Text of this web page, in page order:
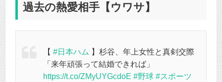
過去の熱愛相手【ウワサ】
【 #日本ハム 】杉谷、年上女性と真剣交際
「来年頑張って結婚できれば」
https://t.co/ZMyUYGcdoE #野球 #スポーツ